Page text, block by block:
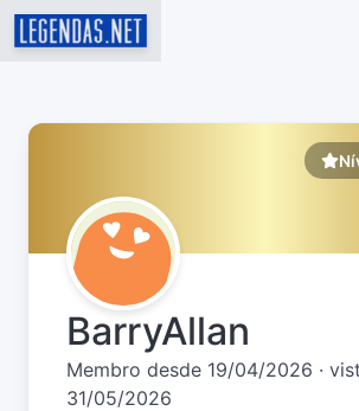
BarryAllan
Membro desde 19/04/2026 ·
31/05/2026